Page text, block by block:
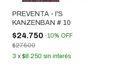
PREVENTA - I'S
KANZENBAN # 10
$24.750 -10% OFF
$27.500
3 x $8.250 sin interés